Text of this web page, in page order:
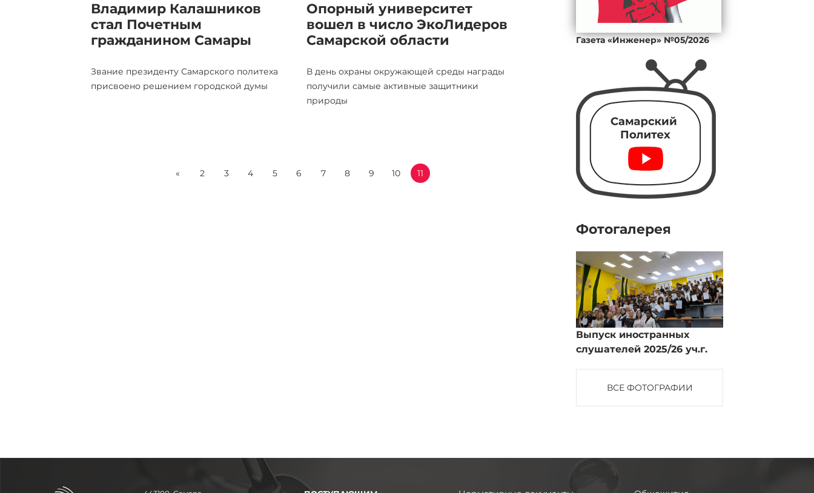
Владимир Калашников
стал Почетным
гражданином Самары
Звание президенту Самарского политеха
присвоено решением городской думы
Опорный университет
вошел в число ЭкоЛидеров
Самарской области
В день охраны окружающей среды награды
получили самые активные защитники
природы
« 2 3 4 5 6 7 8 9 10 11
Газета «Инженер» №05/2026
Фотогалерея
Выпуск иностранных
слушателей 2025/26 уч.г.
ВСЕ ФОТОГРАФИИ